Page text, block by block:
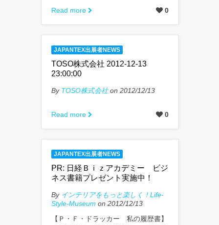
Read more 0
JAPANTEX出展者NEWS
TOSO株式会社 2012-12-13
23:00:00
By TOSO株式会社on 2012/12/13
Read more 0
JAPANTEX出展者NEWS
PR: 日経Ｂｉｚアカデミー ビジ
ネス書籍プレゼント実施中！
By インテリアをもっと楽しく！Life-
Style-Museum on 2012/12/13
【Ｐ・Ｆ・ドラッカー 私の履歴書】